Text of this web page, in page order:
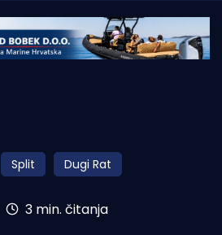
Split Dugi Rat
3 min. čitanja